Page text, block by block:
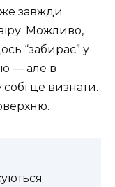
завжди
Можливо,
“забирає” у
— але в
це визнати.